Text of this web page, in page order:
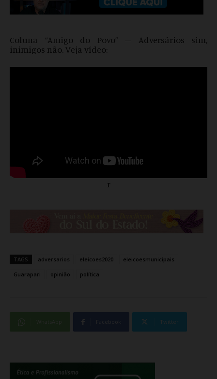
Coluna “Amigo do Povo” – Adversários sim,
inimigos não. Veja vídeo:
r
TAGS adversarios eleicoes2020 eleicoesmunicipais
Guarapari opinião política
Facebook Twitter